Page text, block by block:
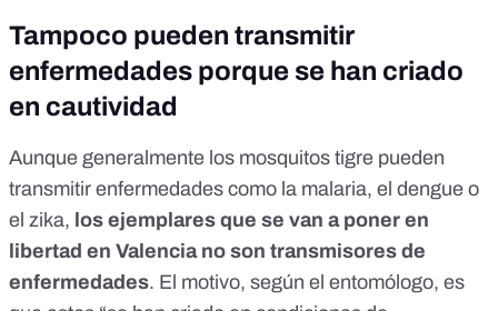
Tampoco pueden transmitir
enfermedades porque se han criado
en cautividad
Aunque generalmente los mosquitos tigre pueden
transmitir enfermedades como la malaria, el dengue o
el zika, los ejemplares que se van a poner en
libertad en Valencia no son transmisores de
enfermedades. El motivo, según el entomólogo, es